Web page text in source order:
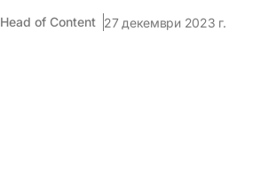
Head of Content 27 декември 2023 г.